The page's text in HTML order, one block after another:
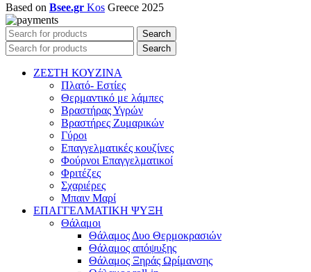
Based on Bsee.gr Kos Greece 2025
Search
Search
ΖΕΣΤΗ ΚΟΥΖΙΝΑ
Πλατό- Εστίες
Θερμαντικό με λάμπες
Βραστήρας Υγρών
Βραστήρες Ζυμαρικών
Γύροι
Επαγγελματικές κουζίνες
Φούρνοι Επαγγελματικοί
Φριτέζες
Σχαριέρες
Μπαιν Μαρί
ΕΠΑΓΓΕΛΜΑΤΙΚΗ ΨΥΞΗ
Θάλαμοι
Θάλαμος Δυο Θερμοκρασιών
Θάλαμος απόψυξης
Θάλαμος Ξηράς Ωρίμανσης